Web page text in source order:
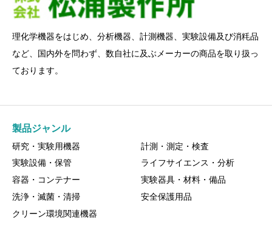
理化学機器をはじめ、分析機器、計測機器、実験設備及び消粍品
など、国内外を問わず、数自社に及ぶメーカーの商品を取り扱っ
ております。
製品ジャンル
研究・実験用機器
計測・測定・検査
実験設備・保管
ライフサイエンス・分析
容器・コンテナー
実験器具・材料・備品
洗浄・滅菌・清掃
安全保護用品
クリーン環境関連機器